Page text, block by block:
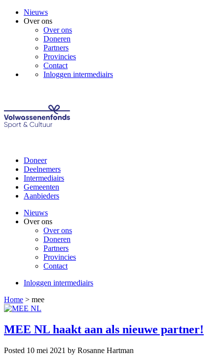
Nieuws
Over ons
Over ons
Doneren
Partners
Provincies
Contact
Inloggen intermediairs
Doneer
Deelnemers
Intermediairs
Gemeenten
Aanbieders
Nieuws
Over ons
Over ons
Doneren
Partners
Provincies
Contact
Inloggen intermediairs
Home > mee
MEE NL haakt aan als nieuwe partner!
Posted 10 mei 2021 by Rosanne Hartman